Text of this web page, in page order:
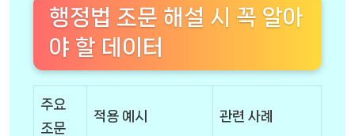
행정법 조문 해설 시 꼭 알아
야 할 데이터
주요
조문
적용 예시 관련 사례